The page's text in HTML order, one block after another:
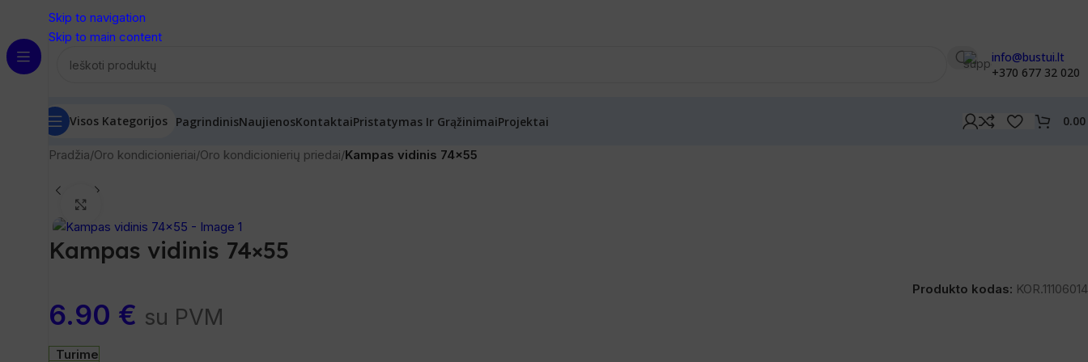
Skip to navigation
Skip to main content
info@bustui.lt
+370 677 32 020
Visos Kategorijos PagrindinisNaujienosKontaktaiPristatymas Ir GrąžinimaiProjektai 0.00
Pradžia/Oro kondicionieriai/Oro kondicionierių priedai/Kampas vidinis 74×55
Kampas vidinis 74×55
Produkto kodas: KOR.11106014
6.90 € su PVM
Turime